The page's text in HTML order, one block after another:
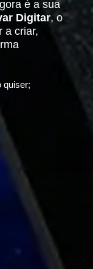
é a sua
Digitar, o
a criar,
quiser;